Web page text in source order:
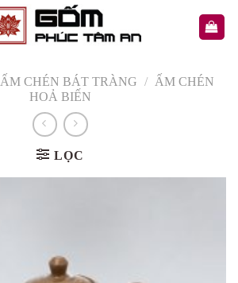
ẤM CHÉN BÁT TRÀNG /
ẤM CHÉN
HOẢ BIẾN
LỌC